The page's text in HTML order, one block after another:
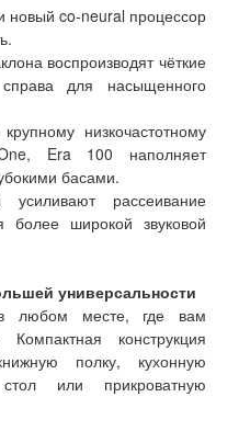
новый co-neural процессор
воспроизводят чёткие
для насыщенного
низкочастотному
Era 100 наполняет
басами.
рассеивание
более широкой звуковой
универсальности
в любом месте, где вам
конструкция
полку, кухонную
или прикроватную